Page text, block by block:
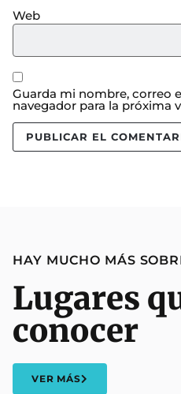
Web
Guarda mi nombre, correo
navegador para la próxima
HAY MUCHO MÁS
Lugares
conocer
VER MÁS